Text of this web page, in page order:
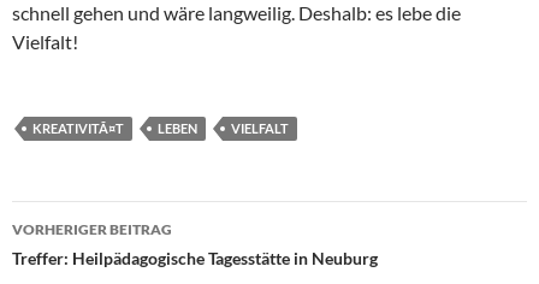
schnell gehen und wäre langweilig. Deshalb: es lebe die
Vielfalt!
KREATIVITÃ¤T LEBEN VIELFALT
Beitragsnavigation
VORHERIGER BEITRAG
Treffer: Heilpädagogische Tagesstätte in Neuburg